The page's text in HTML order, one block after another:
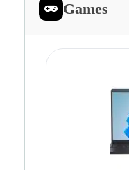
Games